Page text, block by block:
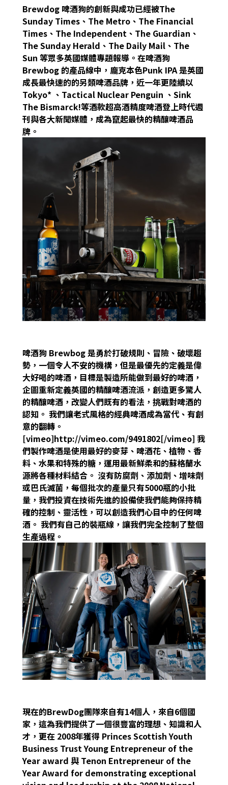
Brewdog 啤酒狗的創新與成功已經被The
Sunday Times、The Metro、The Financial
Times、The Independent、The Guardian、
The Sunday Herald、The Daily Mail、The
Sun 等眾多英國媒體專題報導。在啤酒狗
Brewbog 的產品線中，龐克本色Punk IPA 是英國
成長最快速的的另類啤酒品牌，近一年更陸續以
Tokyo* 、Tactical Nuclear Penguin 、Sink
The Bismarck!等酒款超高酒精度啤酒登上時代週
刊與各大新聞媒體，成為竄起最快的精釀啤酒品
牌。
啤酒狗 Brewbog 是勇於打破規則、冒險、破壞趨
勢，一個令人不安的機構，但是最優先的定義是偉
大好喝的啤酒，目標是製造所能做到最好的啤酒，
企圖重新定義英國的精釀啤酒流派，創造更多驚人
的精釀啤酒，改變人們既有的看法，挑戰對啤酒的
認知。 我們讓老式風格的經典啤酒成為當代、有創
意的翻轉。
[vimeo]http://vimeo.com/9491802[/vimeo] 我
們製作啤酒是使用最好的麥芽、啤酒花、植物、香
料、水果和特殊的糖，運用最新鮮柔和的蘇格蘭水
源將各種材料結合。 沒有防腐劑、添加劑、增味劑
或巴氏滅菌，每個批次的產量只有5000瓶的小批
量，我們投資在技術先進的設備使我們能夠保持精
確的控制、靈活性，可以創造我們心目中的任何啤
酒。 我們有自己的裝瓶線，讓我們完全控制了整個
生產過程。
現在的BrewDog團隊來自有14個人，來自6個國
家，這為我們提供了一個很豐富的理想、知識和人
才，更在 2008年獲得 Princes Scottish Youth
Business Trust Young Entrepreneur of the
Year award 與 Tenon Entrepreneur of the
Year Award for demonstrating exceptional